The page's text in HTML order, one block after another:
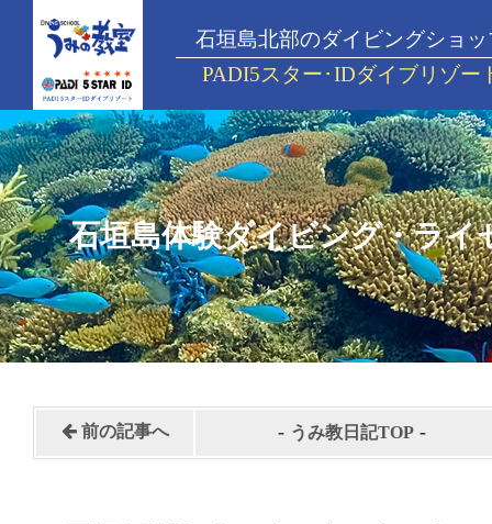
石垣島北部のダイビングショッ
PADI5スター･IDダイブリゾー
石垣島体験ダイビング・ライ
前の記事へ - うみ教日記TOP -